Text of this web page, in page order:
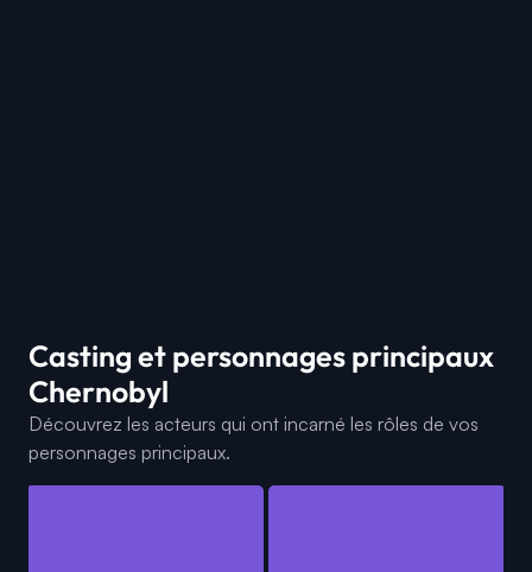
Casting et personnages principaux
Chernobyl
Découvrez les acteurs qui ont incarné les rôles de vos
personnages principaux.